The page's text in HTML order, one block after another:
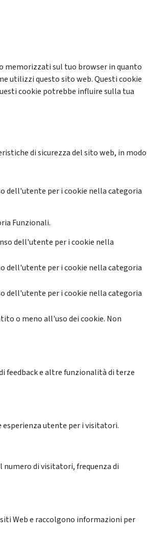
memorizzati sul tuo browser in quanto
utilizzi questo sito web. Questi cookie
cookie potrebbe influire sulla tua
di sicurezza del sito web, in modo
dell'utente per i cookie nella categoria
Funzionali.
dell'utente per i cookie nella
dell'utente per i cookie nella categoria
dell'utente per i cookie nella categoria
o meno all'uso dei cookie. Non
feedback e altre funzionalità di terze
utente per i visitatori.
di visitatori, frequenza di
Web e raccolgono informazioni per